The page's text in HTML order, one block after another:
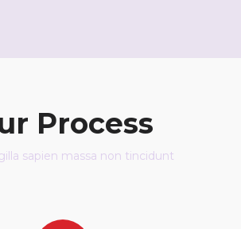
Process
sapien massa non tincidunt